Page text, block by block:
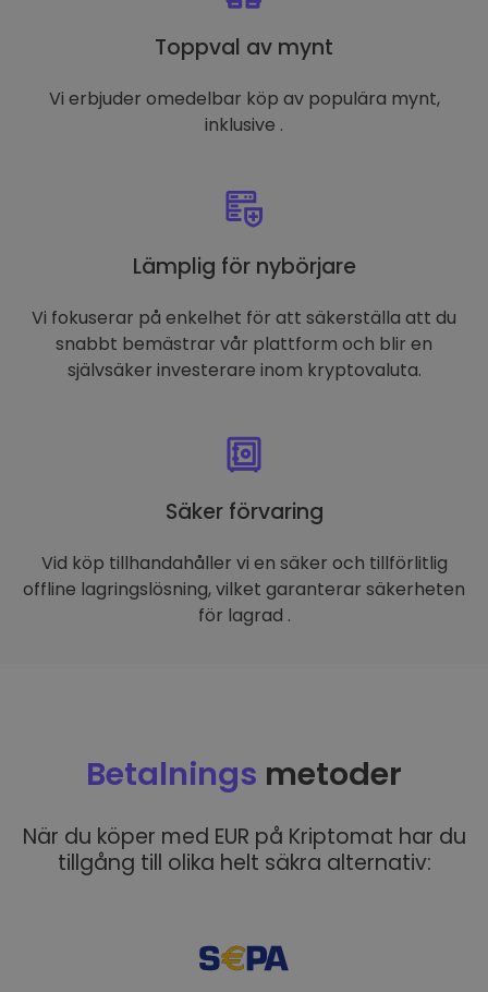
Toppval av mynt
Vi erbjuder omedelbar köp av populära mynt,
inklusive .
Lämplig för nybörjare
Vi fokuserar på enkelhet för att säkerställa att du
snabbt bemästrar vår plattform och blir en
självsäker investerare inom kryptovaluta.
Säker förvaring
Vid köp tillhandahåller vi en säker och tillförlitlig
offline lagringslösning, vilket garanterar säkerheten
för lagrad .
Betalnings metoder
När du köper med EUR på Kriptomat har du
tillgång till olika helt säkra alternativ: